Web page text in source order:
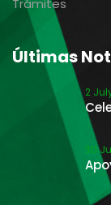
Trámites
Últimas
2
30